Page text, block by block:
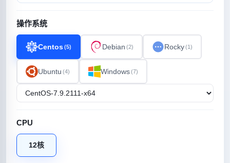
操作系统
Centos(5) Debian (2) Rocky(1)
Ubuntu (4) Windows(7)
CPU
12核